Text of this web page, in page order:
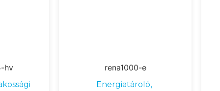
hv rena1000-e
Energiatároló,